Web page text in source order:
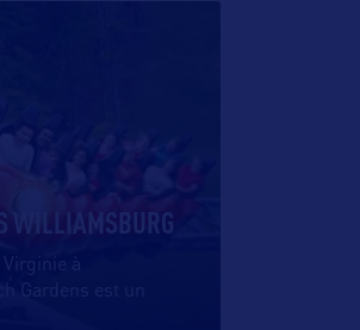
WILLIAMSBURG
Virginie à
Gardens est un